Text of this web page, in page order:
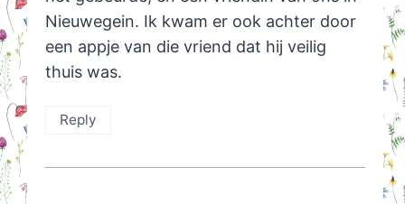
Nieuwegein. Ik kwam er ook achter door
een appje van die vriend dat hij veilig
thuis was.
Reply